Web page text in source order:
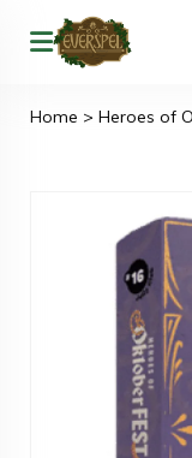
Home > Heroes of